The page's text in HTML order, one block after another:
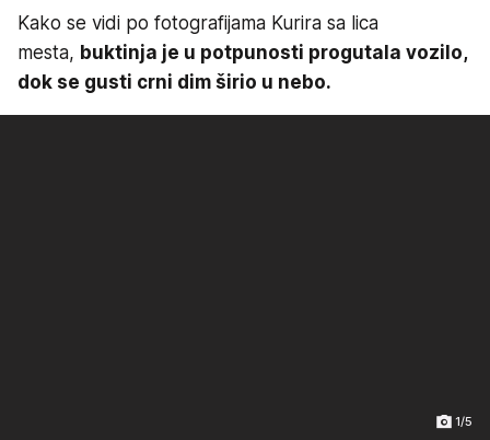
Kako se vidi po fotografijama Kurira sa lica
mesta, buktinja je u potpunosti progutala vozilo,
dok se gusti crni dim širio u nebo.
1/5